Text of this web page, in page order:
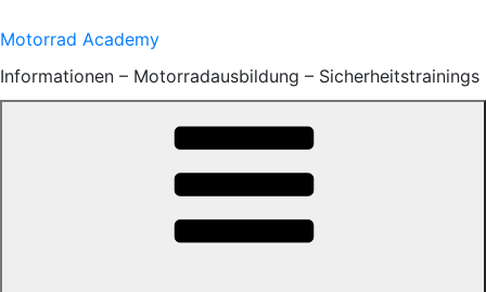
Inhalt
springen
Motorrad Academy
Informationen – Motorradausbildung – Sicherheitstrainings